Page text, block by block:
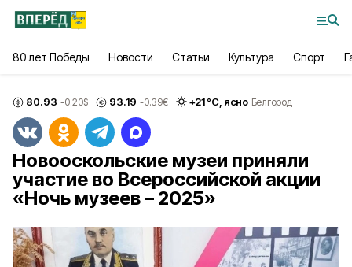
80 лет Победы Новости Статьи Культура Спорт
80.93 -0.20$ 93.19 -0.39€ +21°С, ясно Белгород
Новооскольские музеи приняли
участие во Всероссийской акции
«Ночь музеев – 2025»